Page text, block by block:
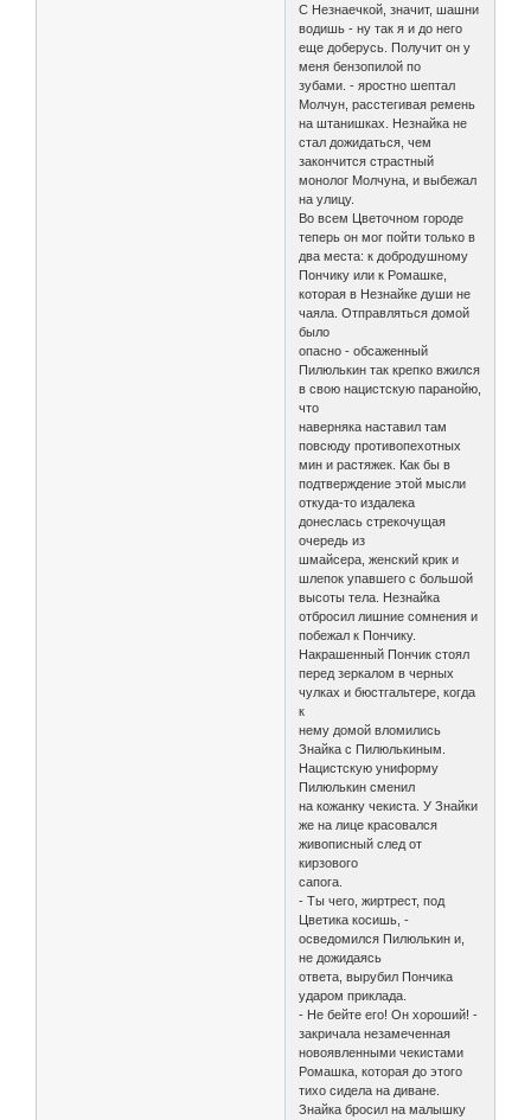
С Незнаечкой, значит, шашни
водишь - ну так я и до него
еще доберусь. Получит он у
меня бензопилой по
зубами. - яростно шептал
Молчун, расстегивая ремень
на штанишках. Незнайка не
стал дожидаться, чем
закончится страстный
монолог Молчуна, и выбежал
на улицу.
Во всем Цветочном городе
теперь он мог пойти только в
два места: к добродушному
Пончику или к Ромашке,
которая в Незнайке души не
чаяла. Отправляться домой
было
опасно - обсаженный
Пилюлькин так крепко вжился
в свою нацистскую паранойю,
что
наверняка наставил там
повсюду противопехотных
мин и растяжек. Как бы в
подтверждение этой мысли
откуда-то издалека
донеслась стрекочущая
очередь из
шмайсера, женский крик и
шлепок упавшего с большой
высоты тела. Незнайка
отбросил лишние сомнения и
побежал к Пончику.
Накрашенный Пончик стоял
перед зеркалом в черных
чулках и бюстгальтере, когда
к
нему домой вломились
Знайка с Пилюлькиным.
Нацистскую униформу
Пилюлькин сменил
на кожанку чекиста. У Знайки
же на лице красовался
живописный след от
кирзового
сапога.
- Ты чего, жиртрест, под
Цветика косишь, -
осведомился Пилюлькин и,
не дожидаясь
ответа, вырубил Пончика
ударом приклада.
- Не бейте его! Он хороший! -
закричала незамеченная
новоявленными чекистами
Ромашка, которая до этого
тихо сидела на диване.
Знайка бросил на малышку